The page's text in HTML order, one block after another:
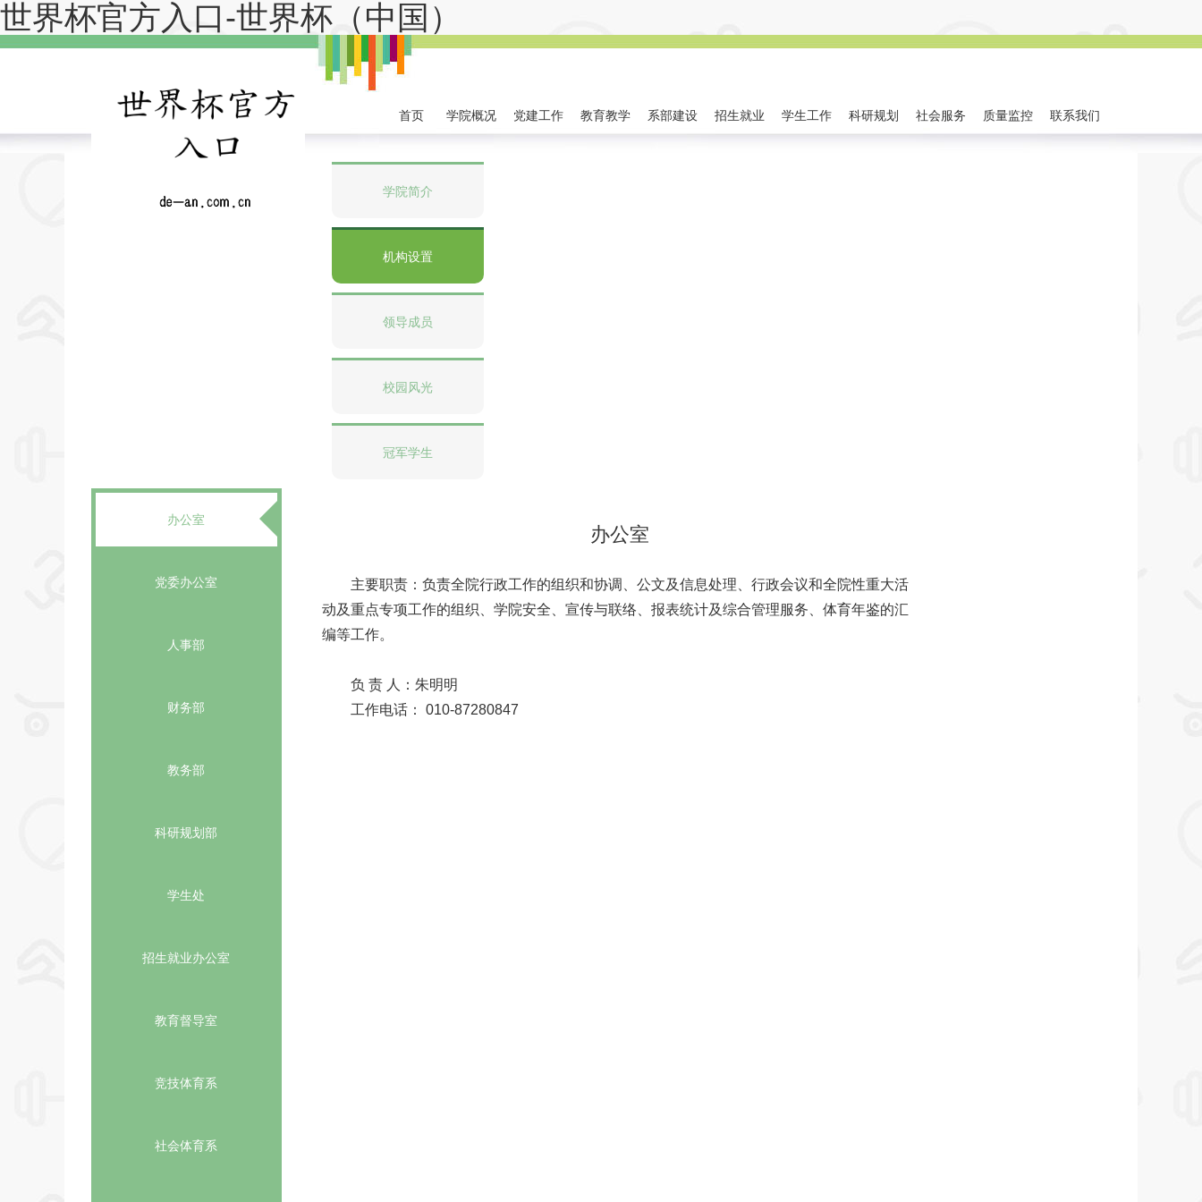
世界杯官方入口-世界杯（中国）
首页 学院概况 党建工作 教育教学 系部建设 招生就业 学生工作 科研规划 社会服务 质量监控 联系我们
学院简介
机构设置
领导成员
校园风光
冠军学生
办公室
党委办公室
人事部
财务部
教务部
科研规划部
学生处
招生就业办公室
教育督导室
竞技体育系
社会体育系
办公室
主要职责：负责全院行政工作的组织和协调、公文及信息处理、行政会议和全院性重大活
动及重点专项工作的组织、学院安全、宣传与联络、报表统计及综合管理服务、体育年鉴的汇
编等工作。
负 责 人：朱明明
工作电话： 010-87280847